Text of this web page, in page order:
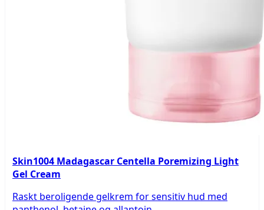
Skin1004 Madagascar Centella Poremizing Light
Gel Cream
Raskt beroligende gelkrem for sensitiv hud med